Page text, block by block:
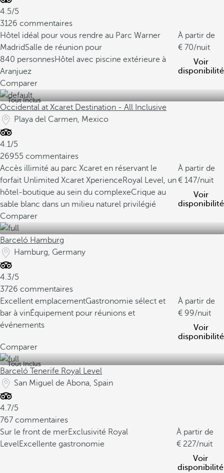
4.5/5
3126 commentaires
Hôtel idéal pour vous rendre au Parc Warner
MadridSalle de réunion pour
840 personnesHôtel avec piscine extérieure à
Aranjuez
À partir de
70/nuit
Voir
disponibilité
Comparer
Tout Inclus
Occidental at Xcaret Destination - All Inclusive
Playa del Carmen, Mexico
4.1/5
26955 commentaires
Accès illimité au parc Xcaret en réservant le
forfait Unlimited Xcaret XperienceRoyal Level, un
hôtel-boutique au sein du complexeCrique au
sable blanc dans un milieu naturel privilégié
À partir de
147/nuit
Voir
disponibilité
Comparer
Barceló Hamburg
Hamburg, Germany
4.3/5
3726 commentaires
Excellent emplacementGastronomie sélect et
bar à vinÉquipement pour réunions et
événements
À partir de
99/nuit
Voir
disponibilité
Comparer
Tout Inclus
Barceló Tenerife Royal Level
San Miguel de Abona, Spain
4.7/5
767 commentaires
Sur le front de merExclusivité Royal
LevelExcellente gastronomie
À partir de
227/nuit
Voir
disponibilité